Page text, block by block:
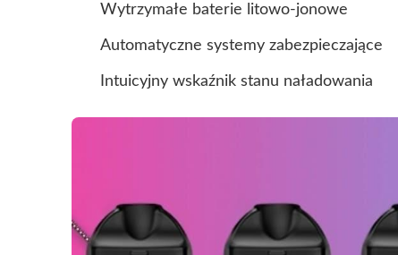
Wytrzymałe baterie litowo-jonowe
Automatyczne systemy zabezpieczające
Intuicyjny wskaźnik stanu naładowania